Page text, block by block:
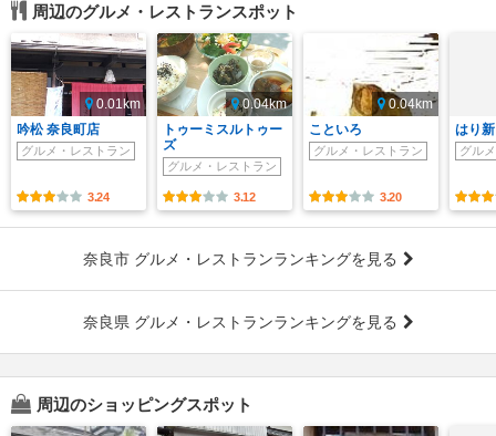
周辺のグルメ・レストランスポット
0.01km
吟松 奈良町店
グルメ・レストラン
3.24
0.04km
トゥーミスルトゥー
ズ
グルメ・レストラン
3.12
0.04km
こといろ
グルメ・レストラン
3.20
はり新
グル
奈良市 グルメ・レストランランキングを見る
奈良県 グルメ・レストランランキングを見る
周辺のショッピングスポット